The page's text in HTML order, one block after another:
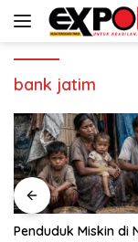
Langsung
bank jatim
Penduduk Miskin di